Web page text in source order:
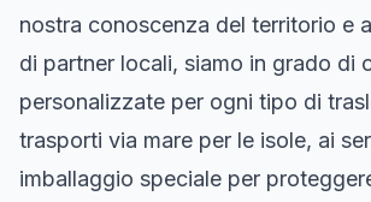
nostra conoscenza del territorio e
di partner locali, siamo in grado di
personalizzate per ogni tipo di
trasporti via mare per le isole, ai
imballaggio speciale per